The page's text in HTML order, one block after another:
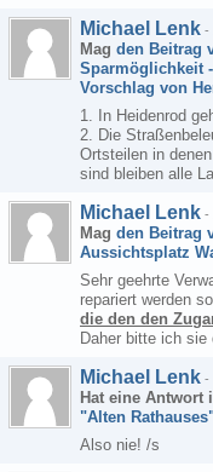
Michael Lenk -
Mag den Beitrag
Sparmöglichkeit
Vorschlag von
1. In Heidenrod
2. Die
Ortsteilen in
sind bleiben alle
Michael Lenk -
Mag den Beitrag
Aussichtsplatz
Sehr geehrte
repariert werden
die den den
Daher bitte ich
Michael Lenk -
Hat eine Antwort
"Alten
Also nie! /s